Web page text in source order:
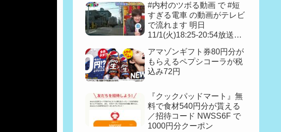
#内村のツボる動画 で #短
すぎる電車 の動画がテレビ
で流れます 明日
11/1(火)18:25-20:54放送予
決定戦👑』
アマゾンギフト券80円分が
もらえるペプシコーラが税
込み72円
『クックパッドマート』無
料で食材540円分が貰える
／招待コード NWSS6F で
1000円分クーポン